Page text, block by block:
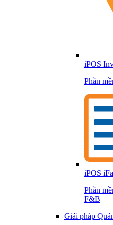
iPOS
Phần
iPOS
Phần
F&B
Giải pháp